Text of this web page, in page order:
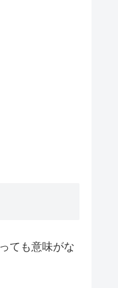
ても意味がな